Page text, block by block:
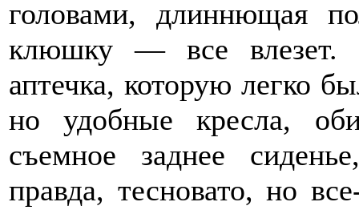
головами, длиннющая
клюшку — все влезет.
аптечка, которую легко
но удобные кресла,
съемное заднее
правда, тесновато, но